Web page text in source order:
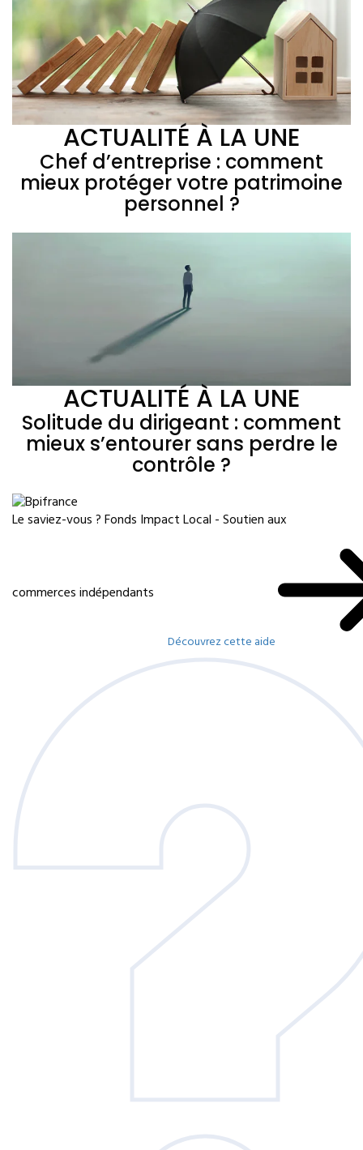
ACTUALITÉ À LA UNE
Chef d’entreprise : comment
mieux protéger votre patrimoine
personnel ?
ACTUALITÉ À LA UNE
Solitude du dirigeant : comment
mieux s’entourer sans perdre le
contrôle ?
Le saviez-vous ?Fonds Impact Local - Soutien aux
commerces indépendants
Découvrez cette aide